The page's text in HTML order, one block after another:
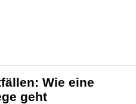
Wie eine
geht